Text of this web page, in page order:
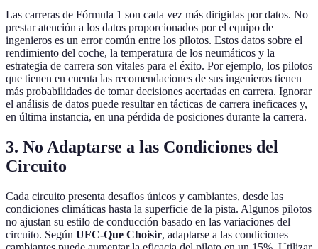
Las carreras de Fórmula 1 son cada vez más dirigidas por datos. No
prestar atención a los datos proporcionados por el equipo de
ingenieros es un error común entre los pilotos. Estos datos sobre el
rendimiento del coche, la temperatura de los neumáticos y la
estrategia de carrera son vitales para el éxito. Por ejemplo, los pilotos
que tienen en cuenta las recomendaciones de sus ingenieros tienen
más probabilidades de tomar decisiones acertadas en carrera. Ignorar
el análisis de datos puede resultar en tácticas de carrera ineficaces y,
en última instancia, en una pérdida de posiciones durante la carrera.
3. No Adaptarse a las Condiciones del
Circuito
Cada circuito presenta desafíos únicos y cambiantes, desde las
condiciones climáticas hasta la superficie de la pista. Algunos pilotos
no ajustan su estilo de conducción basado en las variaciones del
circuito. Según UFC-Que Choisir, adaptarse a las condiciones